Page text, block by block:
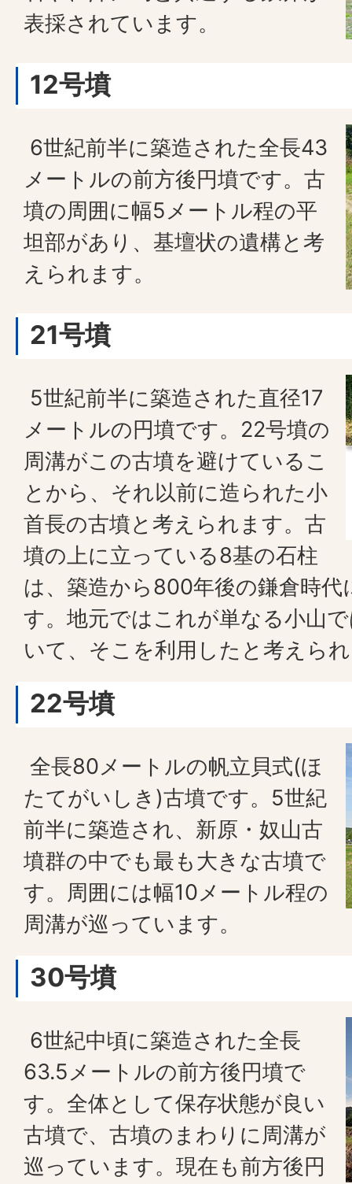
表採されています。
12号墳
6世紀前半に築造された全長43
メートルの前方後円墳です。古
墳の周囲に幅5メートル程の平
坦部があり、基壇状の遺構と考
えられます。
21号墳
5世紀前半に築造された直径17
メートルの円墳です。22号墳の
周溝がこの古墳を避けているこ
とから、それ以前に造られた小
首長の古墳と考えられます。古
墳の上に立っている8基の石柱
は、築造から800年後の鎌倉時代
す。地元ではこれが単なる小山
いて、そこを利用したと考えら
22号墳
全長80メートルの帆立貝式(ほ
たてがいしき)古墳です。5世紀
前半に築造され、新原・奴山古
墳群の中でも最も大きな古墳で
す。周囲には幅10メートル程の
周溝が巡っています。
30号墳
6世紀中頃に築造された全長
63.5メートルの前方後円墳で
す。全体として保存状態が良い
古墳で、古墳のまわりに周溝が
巡っています。現在も前方後円